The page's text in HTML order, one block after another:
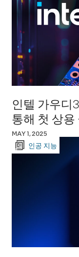
인텔 가우디
통해 첫 상
MAY 1, 2025
인공 지능